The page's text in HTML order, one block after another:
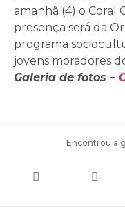
amanhã (4) o Coral
presença será da
programa
jovens moradores
Galeria de fotos –
Encontrou